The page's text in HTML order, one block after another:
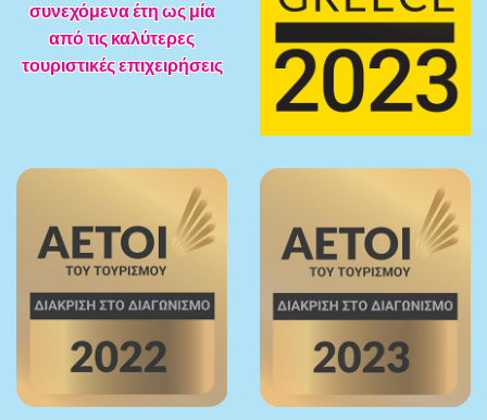
συνεχόμενα έτη ως μία
από τις καλύτερες
τουριστικές επιχειρήσεις